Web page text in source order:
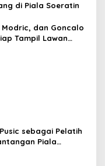
di Piala Soeratin
Modric, dan Goncalo
Tampil Lawan
sebagai Pelatih
Piala